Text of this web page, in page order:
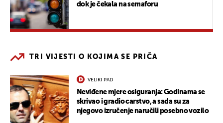
dok je čekala na semaforu
TRI VIJESTI O KOJIMA SE PRIČA
VELIKI PAD
Neviđene mjere osiguranja: Godinama se
skrivao i gradio carstvo, a sada su za
njegovo izručenje naručili posebno vozilo